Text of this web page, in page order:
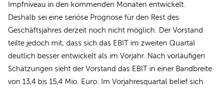
Impfniveau in den kommenden Monaten entwickelt.
Deshalb sei eine seriöse Prognose für den Rest des
Geschäftsjahres derzeit noch nicht möglich. Der Vorstand
teilte jedoch mit, dass sich das EBIT im zweiten Quartal
deutlich besser entwickelt als im Vorjahr. Nach vorläufigen
Schätzungen sieht der Vorstand das EBIT in einer Bandbreite
von 13,4 bis 15,4 Mio. Euro. Im Vorjahresquartal belief sich